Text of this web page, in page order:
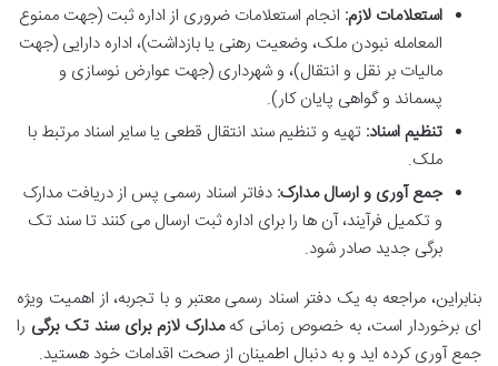
استعلامات لازم: انجام استعلامات ضروری از اداره ثبت (جهت ممنوع
المعامله نبودن ملک، وضعیت رهنی یا بازداشت)، اداره دارایی (جهت
مالیات بر نقل و انتقال)، و شهرداری (جهت عوارض نوسازی و
پسماند و گواهی پایان کار).
تنظیم اسناد: تهیه و تنظیم سند انتقال قطعی یا سایر اسناد مرتبط با
ملک.
جمع آوری و ارسال مدارک: دفاتر اسناد رسمی پس از دریافت مدارک
و تکمیل فرآیند، آن ها را برای اداره ثبت ارسال می کنند تا سند تک
برگی جدید صادر شود.
بنابراین، مراجعه به یک دفتر اسناد رسمی معتبر و با تجربه، از اهمیت ویژه
ای برخوردار است، به خصوص زمانی کهمدارک لازم برای سند تک برگی را
جمع آوری کرده اید و به دنبال اطمینان از صحت اقدامات خود هستید.